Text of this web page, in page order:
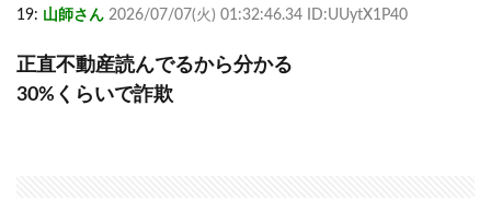
19: 山師さん 2026/07/07(火) 01:32:46.34 ID:UUytX1P40
正直不動産読んでるから分かる
30%くらいで詐欺